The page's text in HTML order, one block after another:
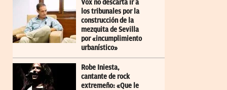
Vox no descarta ir a
los tribunales por la
construcción de la
mezquita de Sevilla
por «incumplimiento
urbanístico»
Robe Iniesta,
cantante de rock
extremeño: «Que le